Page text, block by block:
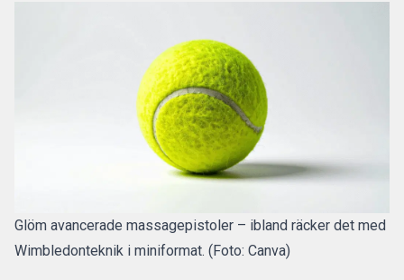
Glöm avancerade massagepistoler – ibland räcker det med
Wimbledonteknik i miniformat. (Foto: Canva)